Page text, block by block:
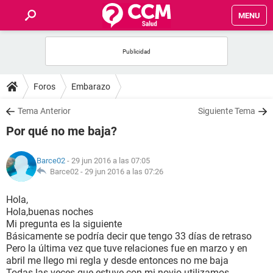
MENU
FOROS
SALUD
FAMILIA
NUTRICIÓN
BIENESTAR
SEXUALIDAD
GLOSARIO
Foros Embarazo
Tema Anterior Siguiente Tema
Por qué no me baja?
Barce02 - 29 jun 2016 a las 07:05
Barce02 - 29 jun 2016 a las 07:26
Hola,
Hola,buenas noches
Mi pregunta es la siguiente
Básicamente se podría decir que tengo 33 días de retraso
Pero la última vez que tuve relaciones fue en marzo y en
abril me llego mi regla y desde entonces no me baja